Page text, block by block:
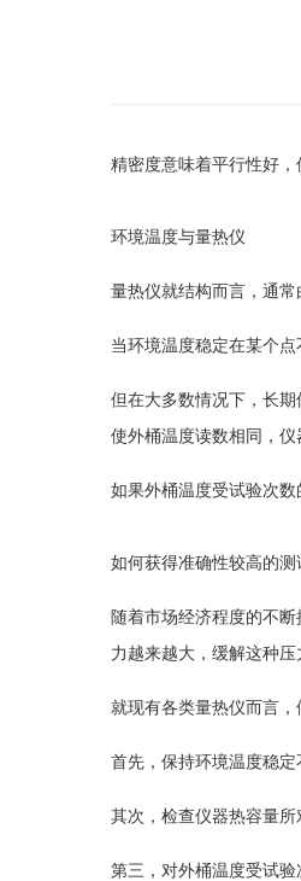
精密度意味着平行性好
环境温度与量热仪
量热仪就结构而言，通常
当环境温度稳定在某个
但在大多数情况下，长
使外桶温度读数相同，仪
如果外桶温度受试验次
如何获得准确性较高的测
随着市场经济程度的不
力越来越大，缓解这种压
就现有各类量热仪而言
首先，保持环境温度稳
其次，检查仪器热容量
第三，对外桶温度受试